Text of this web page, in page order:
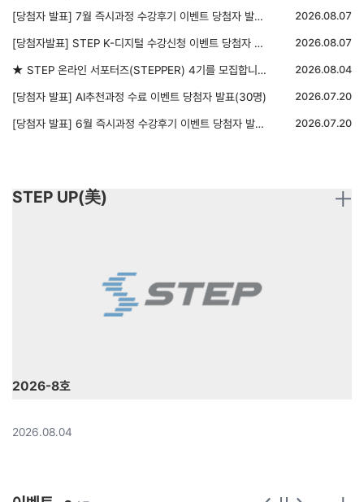
[당첨자 발표] 7월 즉시과정 수강후기 이벤트 당첨자 발표(5명) 2026.08.07
[당첨자발표] STEP K-디지털 수강신청 이벤트 당첨자 발표 2026.08.07
★ STEP 온라인 서포터즈(STEPPER) 4기를 모집합니다 ★ 2026.08.04
[당첨자 발표] AI추천과정 수료 이벤트 당첨자 발표(30명) 2026.07.20
[당첨자 발표] 6월 즉시과정 수강후기 이벤트 당첨자 발표(5명) 2026.07.20
STEP UP(美)
2026-8호
2026.08.04